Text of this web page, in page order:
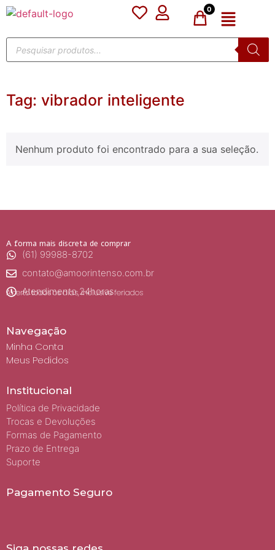
0
Tag: vibrador inteligente
Nenhum produto foi encontrado para a sua seleção.
A forma mais discreta de comprar
(61) 99988-8702
contato@amoorintenso.com.br
Atendimento 24horas
Aberto todos os dias, inclusive feriados
Navegação
Minha Conta
Meus Pedidos
Institucional
Política de Privacidade
Trocas e Devoluções
Formas de Pagamento
Prazo de Entrega
Suporte
Pagamento Seguro